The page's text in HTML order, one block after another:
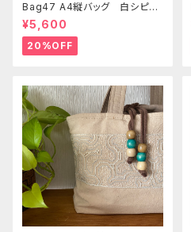
Bag47 A4縦バッグ 白シピボ
模様 シピボ族の泥染め
¥5,600
20%OFF